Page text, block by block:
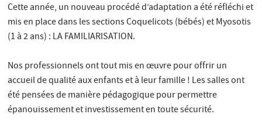
Cette année, un nouveau procédé d’adaptation a été réfléchi et
mis en place dans les sections Coquelicots (bébés) et Myosotis
(1 à 2 ans) : LA FAMILIARISATION.
Nos professionnels ont tout mis en œuvre pour offrir un
accueil de qualité aux enfants et à leur famille ! Les salles ont
été pensées de manière pédagogique pour permettre
épanouissement et investissement en toute sécurité.